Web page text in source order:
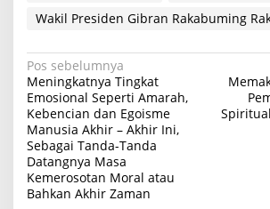
Wakil Presiden Gibran Rakabuming
N
a
v
i
g
a
Pos sebelumnya
Meningkatnya Tingkat
Emosional Seperti Amarah,
Kebencian dan Egoisme
Manusia Akhir – Akhir Ini,
Sebagai Tanda-Tanda
Datangnya Masa
Kemerosotan Moral atau
Bahkan Akhir Zaman